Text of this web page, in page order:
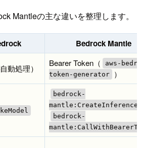
Mantleの主な違いを整理します。
Bedrock Mantle
動処理）
Bearer Token（
aws-
token-generator
）
bedrock-
mantle:CreateInference
bedrock-